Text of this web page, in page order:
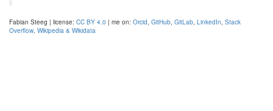
Fabian Steeg | license: CC BY 4.0 | me on: Orcid, GitHub, GitLab, LinkedIn, Stack
Overflow, Wikipedia & Wikidata